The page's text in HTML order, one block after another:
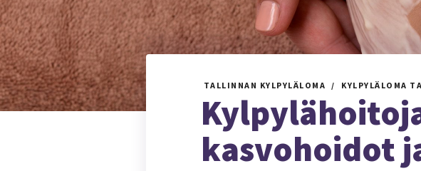
TALLINNAN KYLPYLÄLOMA KYLPYLÄLOMA
kasvohoidot